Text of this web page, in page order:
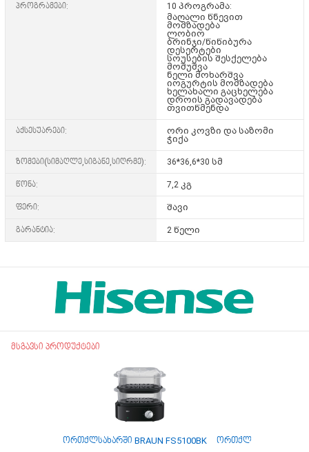
პროგრამები:
10 პროგრამა:
მაღალი წნევით
მომზადება
ლობიო
ბრინჯი/წიწიბურა
დესერტები
სოუსების შესქელება
მოშუშვა
ნელი მოხარშვა
იოგურტის მომზადება
ხელახალი გაცხელება
დროის გადავადება
თვითწმენდა
აქსესუარები:
ორი კოვზი და საზომი
ჭიქა
ზომები(სიმაღლე,სიგანე,სიღრმე): 36*36,6*30 სმ
წონა: 7,2 კგ
ფერი: შავი
გარანტია: 2 წელი
მსგავსი პროდუქტები
ორთქლსახარში BRAUN FS5100BK ორთქლსახარში